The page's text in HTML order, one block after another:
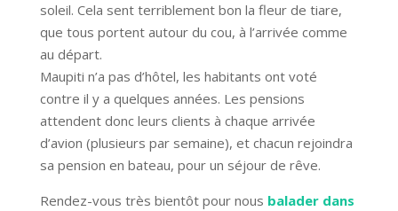
soleil. Cela sent terriblement bon la fleur de tiare,
que tous portent autour du cou, à l’arrivée comme
au départ.
Maupiti n’a pas d’hôtel, les habitants ont voté
contre il y a quelques années. Les pensions
attendent donc leurs clients à chaque arrivée
d’avion (plusieurs par semaine), et chacun rejoindra
sa pension en bateau, pour un séjour de rêve.
Rendez-vous très bientôt pour nous balader dans